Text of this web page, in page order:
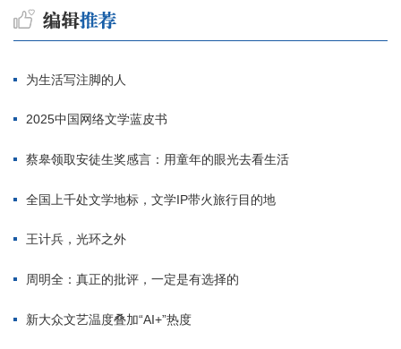
为生活写注脚的人
2025中国网络文学蓝皮书
蔡皋领取安徒生奖感言：用童年的眼光去看生活
全国上千处文学地标，文学IP带火旅行目的地
王计兵，光环之外
周明全：真正的批评，一定是有选择的
新大众文艺温度叠加“AI+”热度